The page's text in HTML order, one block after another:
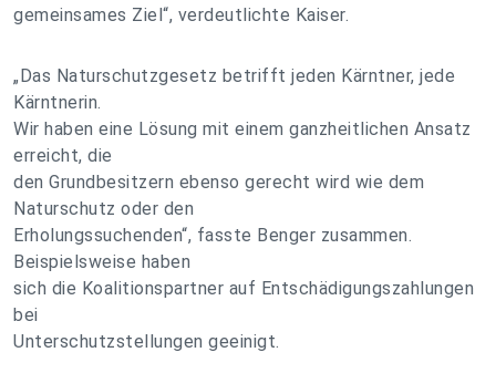
gemeinsames Ziel“, verdeutlichte Kaiser.
„Das Naturschutzgesetz betrifft jeden Kärntner, jede
Kärntnerin.
Wir haben eine Lösung mit einem ganzheitlichen Ansatz
erreicht, die
den Grundbesitzern ebenso gerecht wird wie dem
Naturschutz oder den
Erholungssuchenden“, fasste Benger zusammen.
Beispielsweise haben
sich die Koalitionspartner auf Entschädigungszahlungen
bei
Unterschutzstellungen geeinigt.